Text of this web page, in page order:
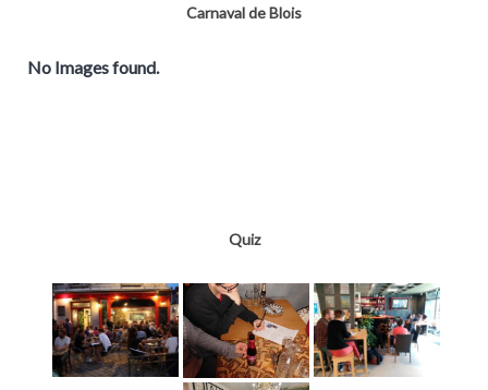
Carnaval de Blois
No Images found.
Quiz